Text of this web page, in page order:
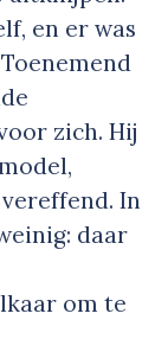
en er was
zich. Hij
In
daar
om te